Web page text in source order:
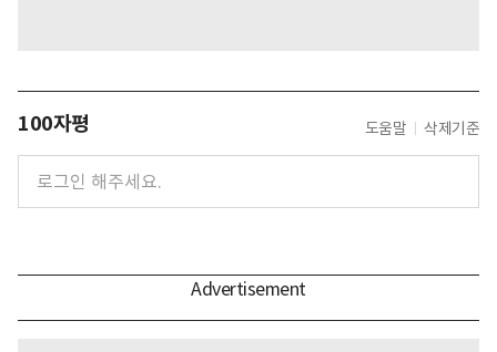
100자평 도움말 삭제기준